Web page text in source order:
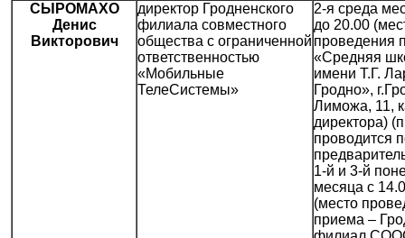
СЫРОМАХО
Денис
Викторович
директор Гродненского
филиала совместного
общества с ограниченной
ответственностью
«Мобильные
ТелеСистемы»
2-я среда
до 20.00
проведения
«Средняя
имени Т.Г.
Гродно»,
Лиможа, 11,
директора)
проводится
1-й и 3-й
месяца с
(место
приема –